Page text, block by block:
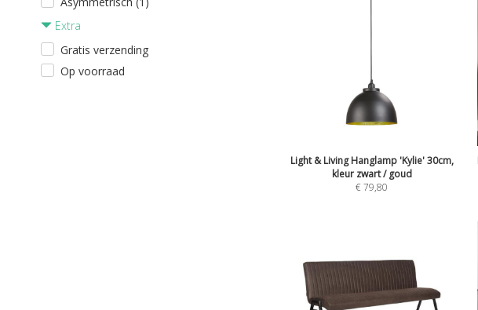
Extra
Gratis verzending
Op voorraad
Light & Living Hanglamp 'Kylie' 30cm,
kleur zwart / goud
€79,80